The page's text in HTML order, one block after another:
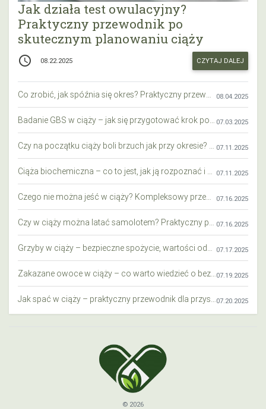
Jak działa test owulacyjny?
Praktyczny przewodnik po
skutecznym planowaniu ciąży
access_time 08.22.2025 CZYTAJ DALEJ
08.04.2025
07.03.2025
07.11.2025
07.11.2025
07.16.2025
07.16.2025
07.17.2025
07.19.2025
07.20.2025
© 2026